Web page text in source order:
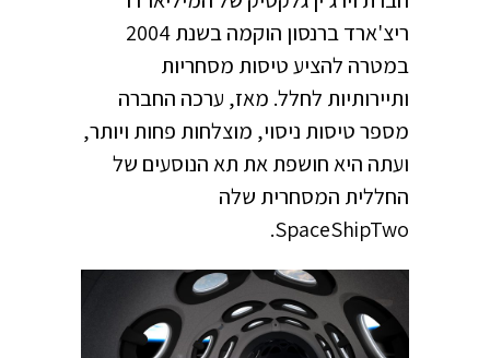
ריצ'ארד ברנסון הוקמה בשנת 2004
במטרה להציע טיסות מסחריות
ותיירותיות לחלל. מאז, ערכה החברה
מספר טיסות ניסוי, מוצלחות פחות ויותר,
ועתה היא חושפת את תא הנוסעים של
החללית המסחרית שלה
SpaceShipTwo.